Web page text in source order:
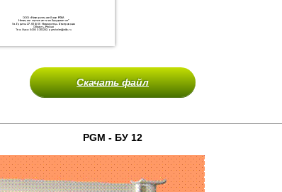
Скачать файл
PGM - БУ 12